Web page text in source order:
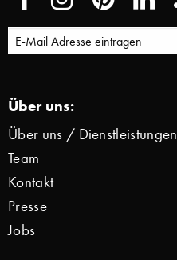
Über uns:
Über uns / Dienstleistungen
Team
Kontakt
Presse
Jobs